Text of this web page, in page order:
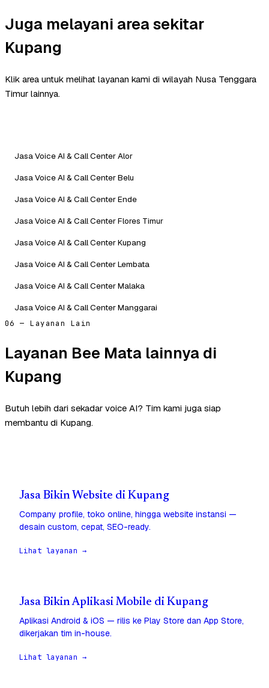
Juga melayani area sekitar
Kupang
Klik area untuk melihat layanan kami di wilayah Nusa Tenggara
Timur lainnya.
Jasa Voice AI & Call Center Alor
Jasa Voice AI & Call Center Belu
Jasa Voice AI & Call Center Ende
Jasa Voice AI & Call Center Flores Timur
Jasa Voice AI & Call Center Kupang
Jasa Voice AI & Call Center Lembata
Jasa Voice AI & Call Center Malaka
Jasa Voice AI & Call Center Manggarai
06 — Layanan Lain
Layanan Bee Mata lainnya di
Kupang
Butuh lebih dari sekadar voice AI? Tim kami juga siap
membantu di Kupang.
Jasa Bikin Website di Kupang
Company profile, toko online, hingga website instansi —
desain custom, cepat, SEO-ready.
Lihat layanan →
Jasa Bikin Aplikasi Mobile di Kupang
Aplikasi Android & iOS — rilis ke Play Store dan App Store,
dikerjakan tim in-house.
Lihat layanan →